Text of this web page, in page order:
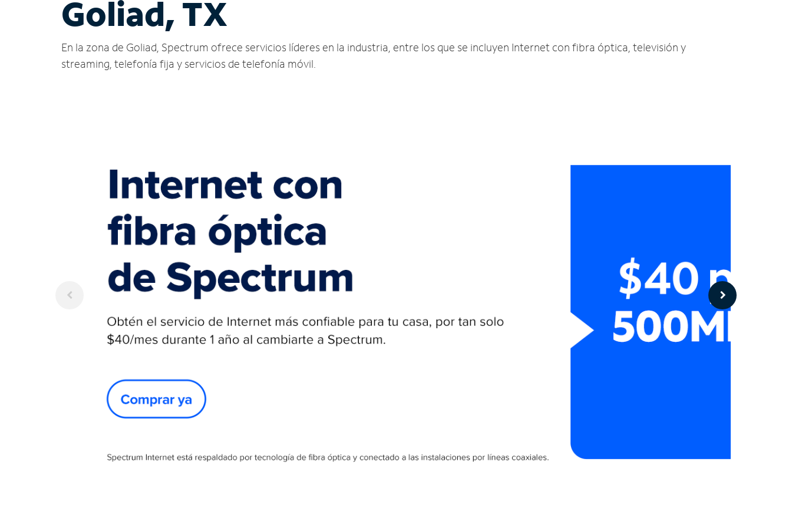
Goliad, TX
En la zona de Goliad, Spectrum ofrece servicios líderes en la industria, entre los que se incluyen Internet con fibra óptica, televisión y
streaming, telefonía fija y servicios de telefonía móvil.